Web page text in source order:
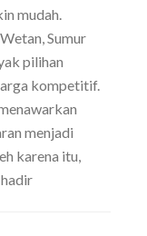
mudah.
Sumur
pilihan
kompetitif.
menjadi
karena itu,